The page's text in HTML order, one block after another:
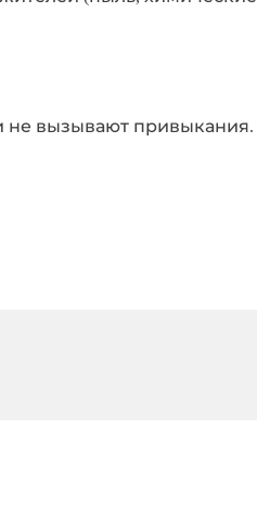
не вызывают